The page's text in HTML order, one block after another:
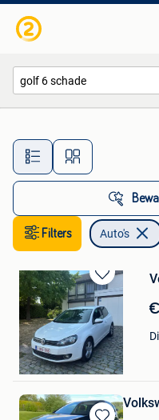
Alle
Filters Auto's
Bewaren
in
Mijn
Favorieten
Elisa Vermeulen
Sint-Truiden